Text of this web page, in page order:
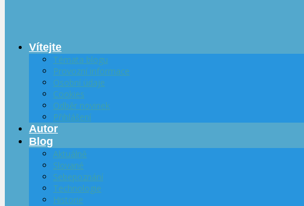
Vítejte
Témata blogu
Provozní informace
Osobní údaje
Cookies
Odběr novinek
Přihlášení
Autor
Blog
Aktuálně
Slované
Sebepoznání
Technologie
Historie